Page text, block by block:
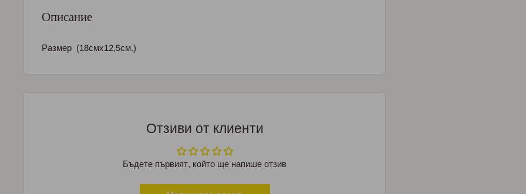
Описание
Размер (18смх12,5см.)
Отзиви от клиенти
Бъдете първият, който ще напише отзив